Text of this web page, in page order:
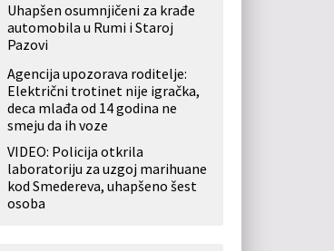
Uhapšen osumnjičeni za krađe
automobila u Rumi i Staroj
Pazovi
Agencija upozorava roditelje:
Električni trotinet nije igračka,
deca mlađa od 14 godina ne
smeju da ih voze
VIDEO: Policija otkrila
laboratoriju za uzgoj marihuane
kod Smedereva, uhapšeno šest
osoba